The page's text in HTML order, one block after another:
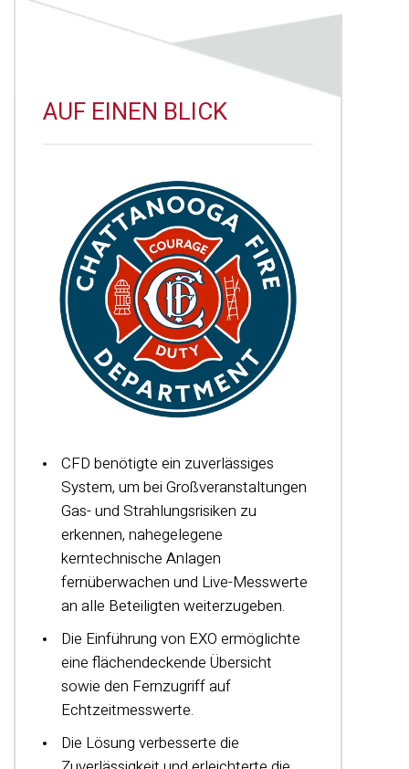
AUF EINEN BLICK
CFD benötigte ein zuverlässiges
System, um bei Großveranstaltungen
Gas- und Strahlungsrisiken zu
erkennen, nahegelegene
kerntechnische Anlagen
fernüberwachen und Live-Messwerte
an alle Beteiligten weiterzugeben.
Die Einführung von EXO ermöglichte
eine flächendeckende Übersicht
sowie den Fernzugriff auf
Echtzeitmesswerte.
Die Lösung verbesserte die